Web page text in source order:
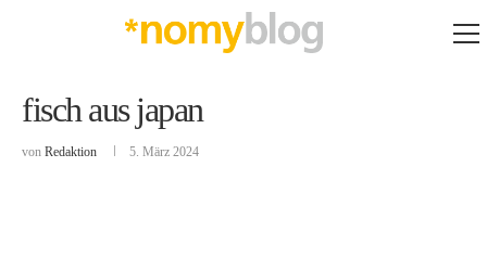
fisch aus japan
von Redaktion 5. März 2024